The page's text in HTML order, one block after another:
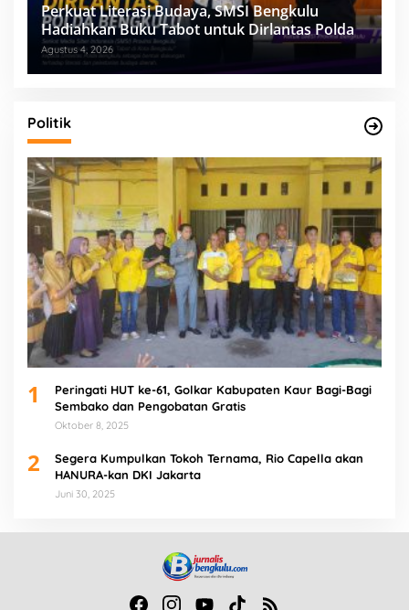
Perkuat Literasi Budaya, SMSI Bengkulu
Hadiahkan Buku Tabot untuk Dirlantas Polda
Agustus 4, 2026
Politik
1
Peringati HUT ke-61, Golkar Kabupaten Kaur Bagi-Bagi
Sembako dan Pengobatan Gratis
Oktober 8, 2025
2
Segera Kumpulkan Tokoh Ternama, Rio Capella akan
HANURA-kan DKI Jakarta
Juni 30, 2025